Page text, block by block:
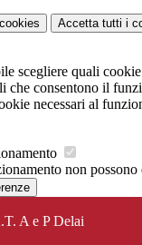
Accetta tutti i
scegliere quali
che consentono il
necessari al
non
A e P Delai